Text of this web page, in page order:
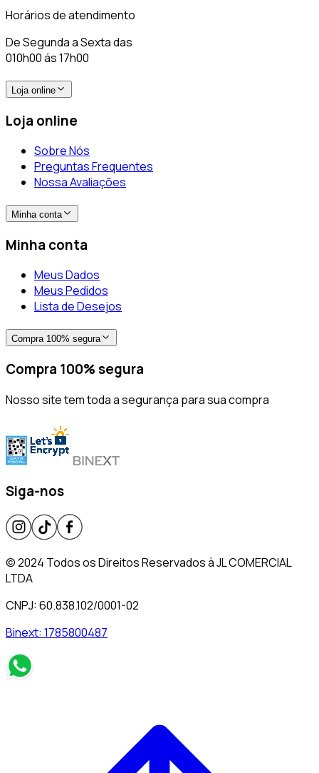
Horários de atendimento
De Segunda a Sexta das
010h00 ás 17h00
Loja online
Loja online
Sobre Nós
Preguntas Frequentes
Nossa Avaliações
Minha conta
Minha conta
Meus Dados
Meus Pedidos
Lista de Desejos
Compra 100% segura
Compra 100% segura
Nosso site tem toda a segurança para sua compra
Siga-nos
© 2024 Todos os Direitos Reservados à JL COMERCIAL
LTDA
CNPJ: 60.838.102/0001-02
Binext: 1785800487